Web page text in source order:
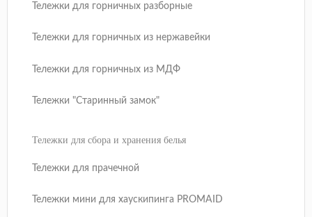
Тележки для горничных разборные
Тележки для горничных из нержавейки
Тележки для горничных из МДФ
Тележки "Старинный замок"
Тележки для сбора и хранения белья
Тележки для прачечной
Тележки мини для хаускипинга PROMAID